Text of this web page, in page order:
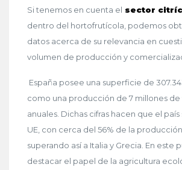
Si tenemos en cuenta el sector
dentro del hortofrutícola, podemos
datos acerca de su relevancia en
volumen de producción y
España posee una superficie de
como una producción de 7 millones
anuales. Dichas cifras hacen que el
UE, con cerca del 56% de la
superando así a Italia y Grecia. En este
destacar el papel de la agricultura